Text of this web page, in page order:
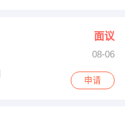
面议
08-06
申请